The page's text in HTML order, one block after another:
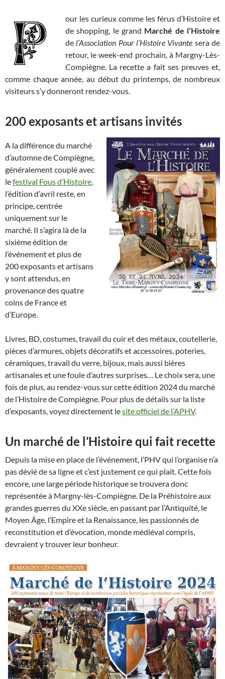
our les curieux comme les férus d’Histoire et
de shopping, le grand Marché de l’Histoire
de l’Association Pour l’Histoire Vivante sera de
retour, le week-end prochain, à Margny-Lès-
Compiègne. La recette a fait ses preuves et,
comme chaque année, au début du printemps, de nombreux
visiteurs s’y donneront rendez-vous.
200 exposants et artisans invités
A la différence du marché
d’automne de Compiègne,
généralement couplé avec
lefestival Fous d’Histoire,
l’édition d’avril reste, en
principe, centrée
uniquement sur le
marché. Il s’agira là de la
sixième édition de
l’événement et plus de
200 exposants et artisans
y sont attendus, en
provenance des quatre
coins de France et
d’Europe.
Livres, BD, costumes, travail du cuir et des métaux, coutellerie,
pièces d’armures, objets décoratifs et accessoires, poteries,
céramiques, travail du verre, bijoux, mais aussi bières
artisanales et une foule d’autres surprises… Le choix sera, une
fois de plus, au rendez-vous sur cette édition 2024 du marché
de l’Histoire de Compiègne. Pour plus de détails sur la liste
d’exposants, voyez directement lesite officiel de l’APHV.
Un marché de l’Histoire qui fait recette
Depuis la mise en place de l’événement, l’PHV qui l’organise n’a
pas dévié de sa ligne et c’est justement ce qui plait. Cette fois
encore, une large période historique se trouvera donc
représentée à Margny-lès-Compiègne. De la Préhistoire aux
grandes guerres du XXe siècle, en passant par l’Antiquité, le
Moyen Âge, l’Empire et la Renaissance, les passionnés de
reconstitution et d’évocation, monde médiéval compris,
devraient y trouver leur bonheur.